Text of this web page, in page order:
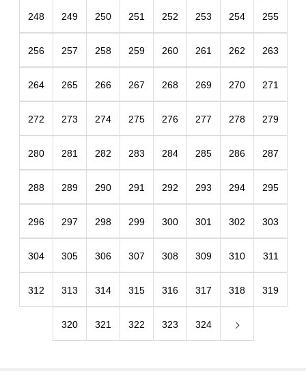
248 249 250 251 252 253 254 255
256 257 258 259 260 261 262 263
264 265 266 267 268 269 270 271
272 273 274 275 276 277 278 279
280 281 282 283 284 285 286 287
288 289 290 291 292 293 294 295
296 297 298 299 300 301 302 303
304 305 306 307 308 309 310 311
312 313 314 315 316 317 318 319
320 321 322 323 324